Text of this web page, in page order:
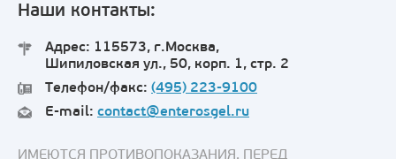
Наши контакты:
Адрес: 115573, г.Москва,
Шипиловская ул., 50, корп. 1, стр. 2
Телефон/факс: (495) 223-9100
E-mail: contact@enterosgel.ru
ИМЕЮТСЯ ПРОТИВОПОКАЗАНИЯ. ПЕРЕД